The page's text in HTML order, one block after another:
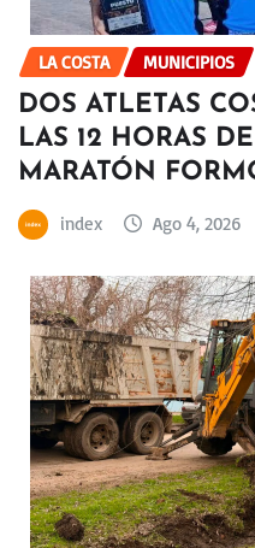
LA COSTA MUNICIPIOS
DOS ATLETAS
LAS 12 HORAS
MARATÓN
index Ago 4, 2026